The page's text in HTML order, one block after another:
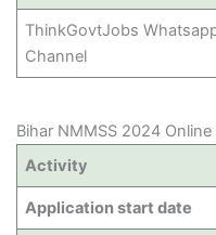
ThinkGovtJobs
Channel
Bihar NMMSS 2024
Activity
Application start date